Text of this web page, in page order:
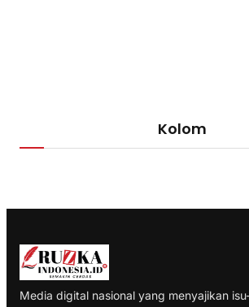
Kolom
Media digital nasional yang menyajikan